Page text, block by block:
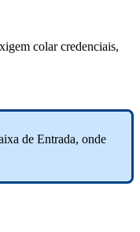
colar credenciais,
de Entrada, onde